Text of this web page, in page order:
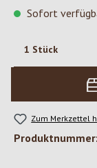
Sofort
Zum Merkzettel
Produktnummer: